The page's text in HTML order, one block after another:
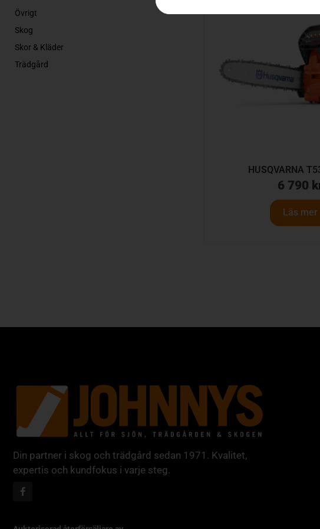
Övrigt
Skog
Skor & Kläder
Trädgård
HUSQVARNA
6 790
Läs mer
Din partner i skog och trädgård sedan 1971. Kvalitet,
expertis och kundfokus i varje steg.